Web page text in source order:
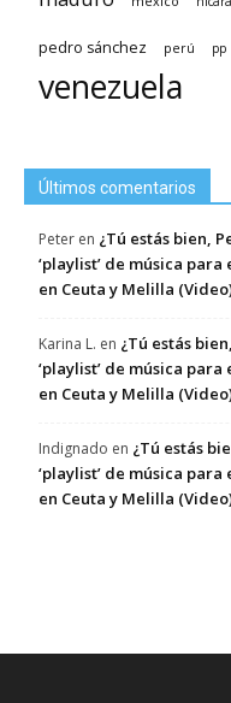
pedro sánchez perú pp
venezuela
Últimos comentarios
Peter en ¿Tú estás bien,
‘playlist’ de música
en Ceuta y Melilla
Karina L. en ¿Tú estás
‘playlist’ de música
en Ceuta y Melilla
Indignado en ¿Tú estás
‘playlist’ de música
en Ceuta y Melilla